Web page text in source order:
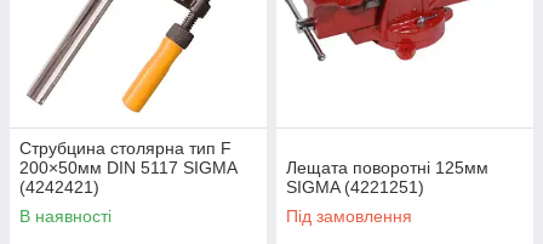
Струбцина столярна тип F
200×50мм DIN 5117 SIGMA
(4242421)
В наявності
Лещата поворотні 125мм
SIGMA (4221251)
Під замовлення